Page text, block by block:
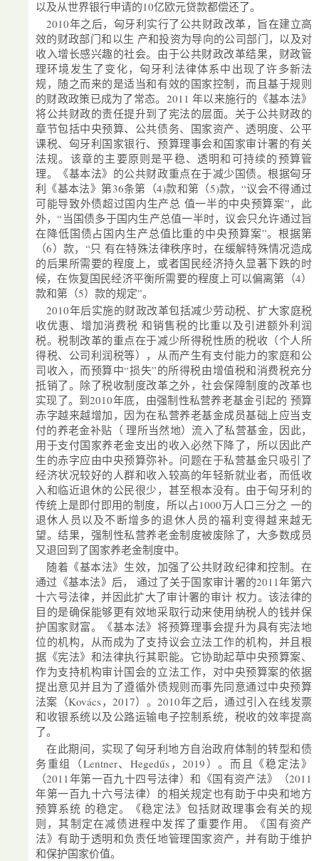
以及从世界银行申请的10亿欧元贷款都偿还了。
2010年之后，匈牙利实行了公共财政改革，旨在建立高
效的财政部门和以生 产和投资为导向的公司部门，以及对
收入增长感兴趣的社会。由于公共财政改革结果，财政管
理环境发生了变化，匈牙利法律体系中出现了许多新法
规，随之而来的是适当和有效的国家控制，而且基于规则
的财政政策已成为了常态。2011 年以来施行的《基本法》
将公共财政的责任提升到了宪法的层面。关于公共财政的
章节包括中央预算、公共债务、国家资产、透明度、公平
课税、匈牙利国家银行、预算理事会和国家审计署的有关
法规。该章的主要原则是平稳、透明和可持续的预算管
理。《基本法》的公共财政重点在于减少国债。根据匈牙
利《基本法》第36条第（4)款和第（5)款，“议会不得通过
可能导致外债超过国内生产总 值一半的中央预算案”，此
外，“当国债多于国内生产总值一半时，议会只允许通过旨
在降低国债占国内生产总值比重的中央预算案”。根据第
（6）款，“只 有在特殊法律秩序时，在缓解特殊情况造成
的后果所需要的程度上，或者国民经济持久显著下跌的时
候，在恢复国民经济平衡所需要的程度上可以偏离第（4）
款和第（5）款的规定”。
2010年后实施的财政改革包括减少劳动税、扩大家庭税
收优惠、增加消费税 和销售税的比重以及引进额外利润
税。税制改革的重点在于减少所得税性质的税收（个人所
得税、公司利润税等），从而产生有支付能力的家庭和公
司收入，而预算中“损失”的所得税由增值税和消费税充分
抵销了。除了税收制度改革之外，社会保障制度的改革也
实现了。到2010年底，由强制性私营养老基金引起的 预算
赤字越来越增加，因为在私营养老基金成员基础上应当支
付的养老金补贴（ 理所当然地）流入了私营基金，因此，
用于支付国家养老金支出的收入必然下降了，所以因此产
生的赤字应由中央预算弥补。问题在于私营基金只吸引了
经济状况较好的人群和收入较高的年轻新就业者，而低收
入和临近退休的公民很少，甚至根本没有。由于匈牙利的
传统上是即付即用的制度，所以占1000万人口三分之 一的
退休人员以及不断增多的退休人员的福利变得越来越无
望。结果，强制性私营养老金制度被废除了，大多数成员
又退回到了国家养老金制度中。
随着《基本法》生效，加强了公共财政纪律和控制。在
通过《基本法》后， 通过了关于国家审计署的2011年第六
十六号法律，并因此扩大了审计署的审计 权力。该法律的
目的是确保能够更有效地采取行动来使用纳税人的钱并保
护国家财富。《基本法》将预算理事会提升为具有宪法地
位的机构，从而成为了支持议会立法工作的机构，并且根
据《宪法》和法律执行其职能。它协助起草中央预算案、
作为支持机构审计国会的立法工作，对中央预算案的依据
提出意见并且为了遵循外债规则而事先同意通过中央预算
法案（Kovács，2017）。2010年之后，通过引入在线发票
和收银系统以及公路运输电子控制系统，税收的效率提高
了。
在此期间，实现了匈牙利地方自治政府体制的转型和债
务重组（Lentner、Hegedűs，2019）。而且《稳定法》
（2011年第一百九十四号法律）和《国有资产法》（2011
年第一百九十六号法律）的相关规定也有助于中央和地方
预算系统 的稳定。《稳定法》包括财政理事会有关的规
则，其制定在减债进程中发挥了重要作用。《国有资产
法》有助于透明和负责任地管理国家资产，并有助于维护
和保护国家价值。